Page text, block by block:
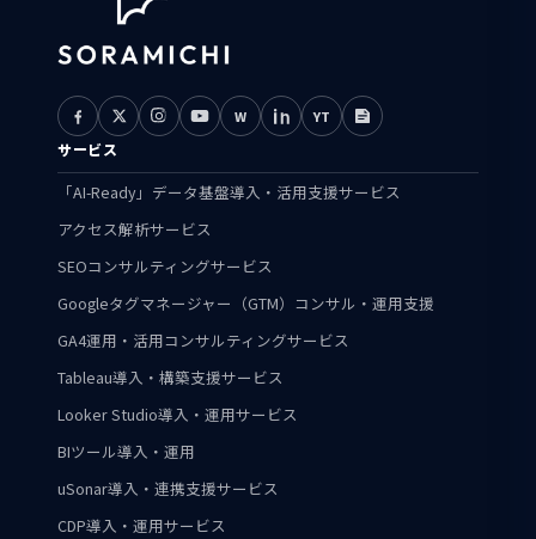
W YT
サービス
「AI-Ready」データ基盤導入・活用支援サービス
アクセス解析サービス
SEOコンサルティングサービス
Googleタグマネージャー（GTM）コンサル・運用支援
GA4運用・活用コンサルティングサービス
Tableau導入・構築支援サービス
Looker Studio導入・運用サービス
BIツール導入・運用
uSonar導入・連携支援サービス
CDP導入・運用サービス